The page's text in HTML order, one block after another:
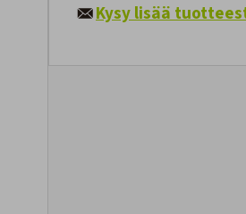
Kysy lisää